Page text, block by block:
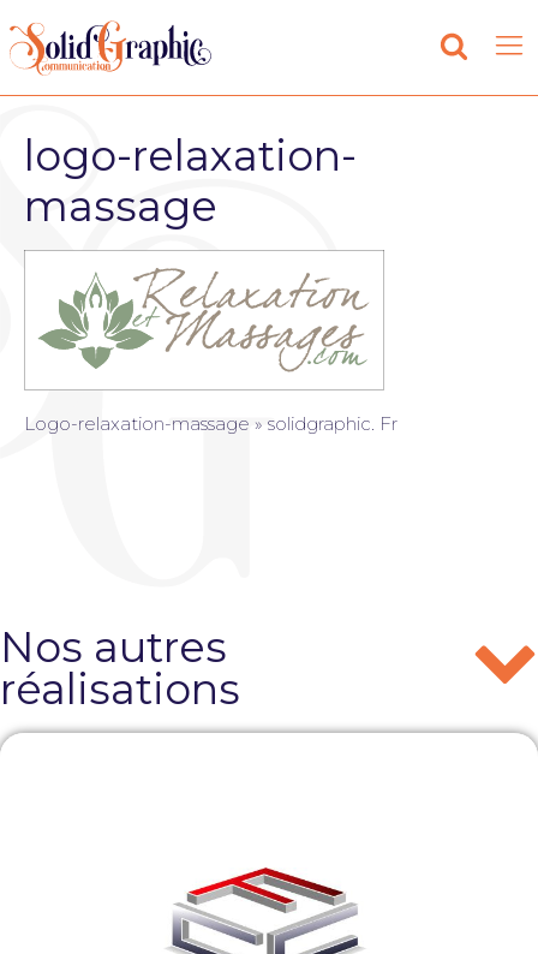
logo-relaxation-
massage
Logo-relaxation-massage » solidgraphic. Fr
Nos autres
réalisations